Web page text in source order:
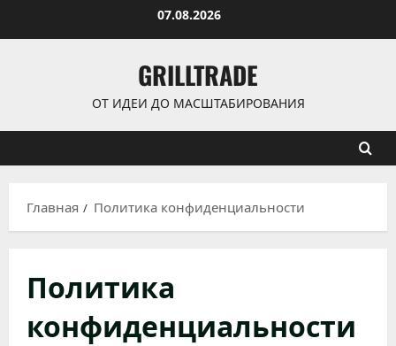
07.08.2026
GRILLTRADE
ОТ ИДЕИ ДО МАСШТАБИРОВАНИЯ
Главная Политика конфиденциальности
Политика
конфиденциальности